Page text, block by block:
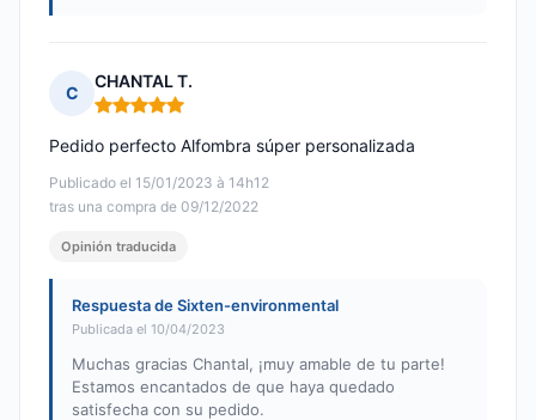
C
CHANTAL T.
Nota: 5 de 5
Publicado el 15/01/2023 à 14h12
tras una compra de 09/12/2022
Pedido perfecto Alfombra súper personalizada
Opinión traducida
Respuesta de Sixten-environmental
Publicada el 10/04/2023
Muchas gracias Chantal, ¡muy amable de tu parte!
Estamos encantados de que haya quedado
satisfecha con su pedido.